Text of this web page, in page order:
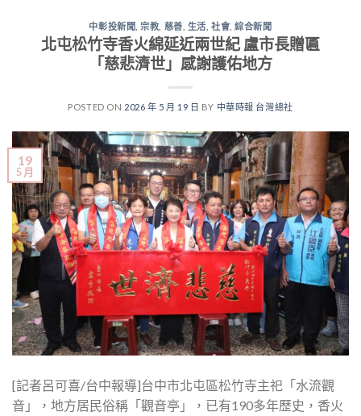
中彰投新聞 ,宗教, 慈善 生活 ,社會,綜合新聞
北屯松竹寺香火綿延近兩世紀 盧市長贈匾
「慈悲濟世」感謝護佑地方
POSTED ON 2026 年 5 月 19 日 BY 中華時報 台灣總社
19
5 月
[記者呂可喜/台中報導]台中市北屯區松竹寺主祀「水流觀
音」，地方居民俗稱「觀音亭」，已有190多年歷史，香火